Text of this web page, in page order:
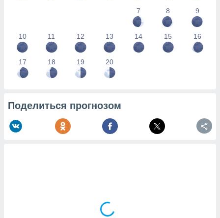
7
8 9
10 11 12 13 14 15 16
17 18 19 20
Поделиться прогнозом